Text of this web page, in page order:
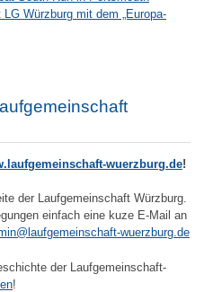
Würzburg mit dem „Europa-
wuerzburg.de!
der Laufgemeinschaft Würzburg.
einfach eine kuze E-Mail an
wuerzburg.de
der Laufgemeinschaft-
!